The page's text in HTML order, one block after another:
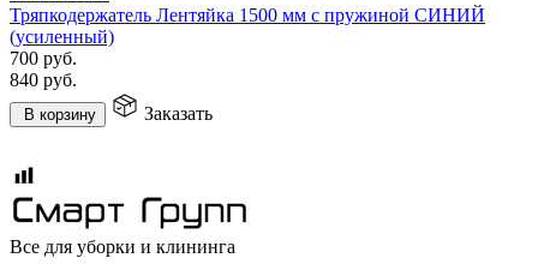
Тряпкодержатель Лентяйка 1500 мм с пружиной СИНИЙ
(усиленный)
700 руб.
840 руб.
В корзину Заказать
Все для уборки и клининга